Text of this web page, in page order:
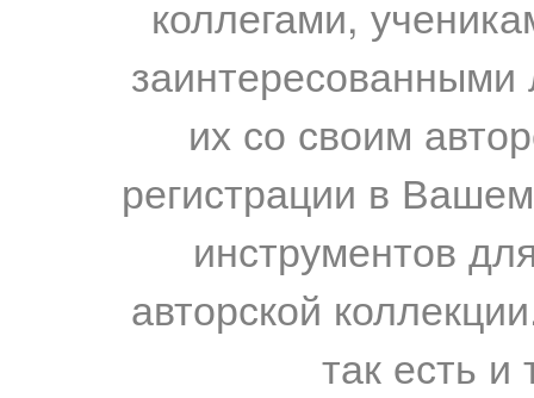
коллегами,
их со своим
регистрации в
инструментов
авторской
так есть и